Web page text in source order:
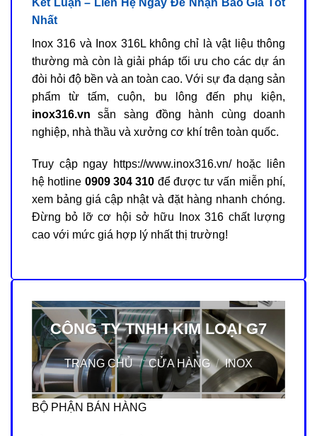
Nhất
Inox 316 và Inox 316L không chỉ là vật liệu thông
thường mà còn là giải pháp tối ưu cho các dự án
đòi hỏi độ bền và an toàn cao. Với sự đa dạng sản
phẩm từ tấm, cuộn, bu lông đến phụ kiện,
inox316.vn sẵn sàng đồng hành cùng doanh
nghiệp, nhà thầu và xưởng cơ khí trên toàn quốc.
Truy cập ngay https://www.inox316.vn/hoặc liên
hệ hotline 0909 304 310 để được tư vấn miễn phí,
xem bảng giá cập nhật và đặt hàng nhanh chóng.
Đừng bỏ lỡ cơ hội sở hữu Inox 316 chất lượng
cao với mức giá hợp lý nhất thị trường!
CÔNG TY TNHH KIM LOẠI G7
TRANG CHỦ / CỬA HÀNG / INOX
BỘ PHẬN BÁN HÀNG